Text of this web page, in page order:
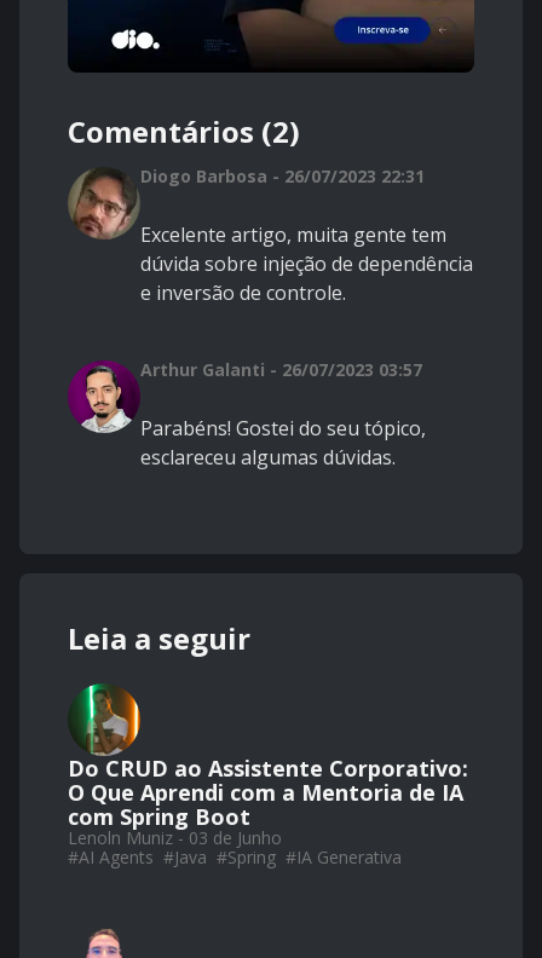
Comentários (2)
Diogo Barbosa - 26/07/2023 22:31
Excelente artigo, muita gente tem
dúvida sobre injeção de dependência
e inversão de controle.
Arthur Galanti - 26/07/2023 03:57
Parabéns! Gostei do seu tópico,
esclareceu algumas dúvidas.
Leia a seguir
Do CRUD ao Assistente Corporativo:
O Que Aprendi com a Mentoria de IA
com Spring Boot
Lenoln Muniz - 03 de Junho
#AI Agents #Java #Spring #IA Generativa